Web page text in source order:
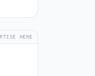
HERE